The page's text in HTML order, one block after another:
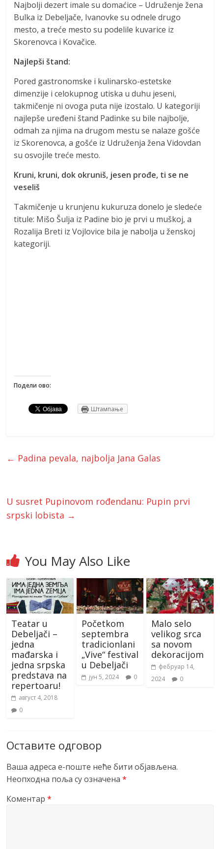
Najbolji dezert imale su domaćice – Udruženje žena
Bulka iz Debeljače, Ivanovke su odnele drugo
mesto, a treće mesto su podelile kuvarice iz
Skorenovca i Kovačice.
Najlepši štand:
Pored gastronomske i kulinarsko-estetske
dimenzije i celokupnog utiska u duhu jeseni,
takmičenje ni ovoga puta nije izostalo. U kategoriji
najlepše uređeni štand Padinke su bile najbolje,
odmah za njima na drugom mestu se nalaze gošće
iz Skorenovca, a gošće iz Udruženja žena Vidovdan
su osvojile treće mesto.
Kruni, kruni, dok okruniš, jesen prođe, ti se ne
veseliš
Takmičenje u krunjenu kukuruza donelo je sledeće
titule: Mišo Šulja iz Padine bio je prvi u muškoj, a
Rozalija Breti iz Vojlovice bila je nabolja u ženskoj
kategoriji.
Подели ово:
Штампање
← Padina pevala, najbolja Jana Galas
U susret Pupinovom rođendanu: Pupin prvi
srpski lobista →
You May Also Like
Teatar u
Debeljači –
jedna
mađarska i
jedna srpska
predstava na
repertoaru!
август 4, 2018
0
Početkom
septembra
tradicionlani
„Vive“ festival
u Debeljači
јун 5, 2024 0
Malo selo
velikog srca
sa novom
dekoracijom
фебруар 14,
2024
0
Оставите одговор
Ваша адреса е-поште неће бити објављена.
Неопходна поља су означена*
Коментар*